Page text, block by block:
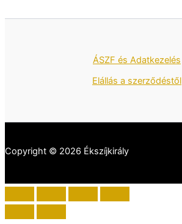
ÁSZF és Adatkezelés
Elállás a szerződéstől
Copyright © 2026 Ékszíjkirály